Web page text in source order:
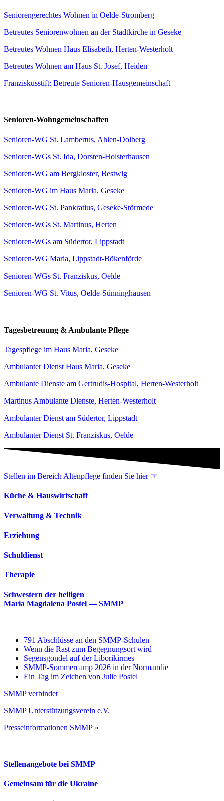
Seniorengerechtes Wohnen in Oelde-Stromberg
Betreutes Seniorenwohnen an der Stadtkirche in Geseke
Betreutes Wohnen Haus Elisabeth, Herten-Westerholt
Betreutes Wohnen am Haus St. Josef, Heiden
Franziskusstift: Betreute Senioren-Hausgemeinschaft
Senioren-Wohngemeinschaften
Senioren-WG St. Lambertus, Ahlen-Dolberg
Senioren-WGs St. Ida, Dorsten-Holsterhausen
Senioren-WG am Bergkloster, Bestwig
Senioren-WG im Haus Maria, Geseke
Senioren-WG St. Pankratius, Geseke-Störmede
Senioren-WGs St. Martinus, Herten
Senioren-WGs am Südertor, Lippstadt
Senioren-WG Maria, Lippstadt-Bökenförde
Senioren-WGs St. Franziskus, Oelde
Senioren-WG St. Vitus, Oelde-Sünninghausen
Tagesbetreuung & Ambulante Pflege
Tagespflege im Haus Maria, Geseke
Ambulanter Dienst Haus Maria, Geseke
Ambulante Dienste am Gertrudis-Hospital, Herten-Westerholt
Martinus Ambulante Dienste, Herten-Westerholt
Ambulanter Dienst am Südertor, Lippstadt
Ambulanter Dienst St. Franziskus, Oelde
Stellen im Bereich Altenpflege finden Sie hier ☞
Küche & Hauswirtschaft
Verwaltung & Technik
Erziehung
Schuldienst
Therapie
Schwestern der heiligen
Maria Magdalena Postel — SMMP
791 Abschlüsse an den SMMP-Schulen
Wenn die Rast zum Begegnungsort wird
Segensgondel auf der Liborikirmes
SMMP-Sommercamp 2026 in der Normandie
Ein Tag im Zeichen von Julie Postel
SMMP verbindet
SMMP Unterstützungsverein e.V.
Presseinformationen SMMP »
Stellenangebote bei SMMP
Gemeinsam für die Ukraine